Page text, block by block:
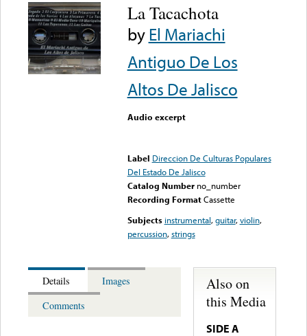
La Tacachota
byEl Mariachi
Antiguo De Los
Altos De Jalisco
Audio excerpt
Label Direccion De Culturas Populares
Del Estado De Jalisco
Catalog Number no_number
Recording FormatCassette
Subjects instrumental,guitar,violin,
percussion,strings
Details
Images
Comments
Also on
this Media
SIDE A